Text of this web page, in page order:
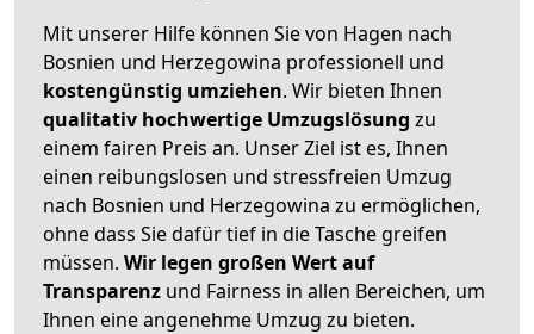
Mit unserer Hilfe können Sie von Hagen nach
Bosnien und Herzegowina professionell und
kostengünstig umziehen. Wir bieten Ihnen
qualitativ hochwertige Umzugslösung zu
einem fairen Preis an. Unser Ziel ist es, Ihnen
einen reibungslosen und stressfreien Umzug
nach Bosnien und Herzegowina zu ermöglichen,
ohne dass Sie dafür tief in die Tasche greifen
müssen. Wir legen großen Wert auf
Transparenz und Fairness in allen Bereichen, um
Ihnen eine angenehme Umzug zu bieten.